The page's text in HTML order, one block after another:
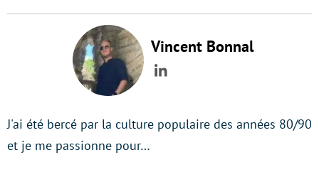
Vincent Bonnal
LinkedIn
J'ai été bercé par la culture populaire des années 80/90
et je me passionne pour…